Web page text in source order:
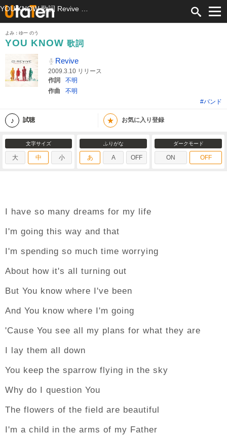
よみ：ゆー のう
YOU KNOW 歌詞
Revive
2009.3.10 リリース
作詞
不明
作曲
不明
#バンド
試聴 ★ お気に入り登録
文字サイズ
大 中 小
ふりがな
あ A OFF
ダークモード
ON OFF
I have so many dreams for my life
I'm going this way and that
I'm spending so much time worrying
About how it's all turning out
But You know where I've been
And You know where I'm going
'Cause You see all my plans for what they are
I lay them all down
You keep the sparrow flying in the sky
Why do I question You
The flowers of the field are beautiful
I'm a child in the arms of my Father